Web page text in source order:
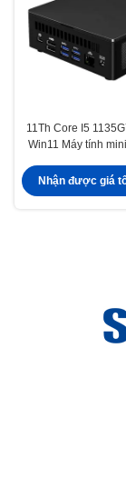
11Th Core I5
Win11 Máy tính
Thunderbolt 4
Nhận được giá